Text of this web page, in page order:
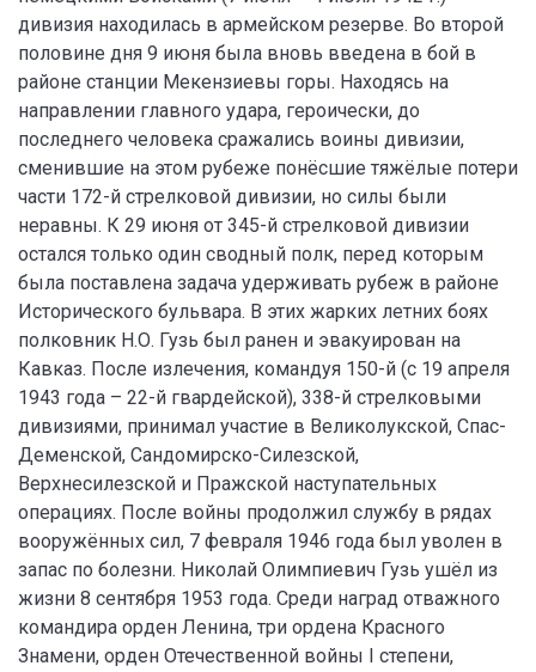
дивизия находилась в армейском резерве. Во второй
половине дня 9 июня была вновь введена в бой в
районе станции Мекензиевы горы. Находясь на
направлении главного удара, героически, до
последнего человека сражались воины дивизии,
сменившие на этом рубеже понёсшие тяжёлые потери
части 172-й стрелковой дивизии, но силы были
неравны. К 29 июня от 345-й стрелковой дивизии
остался только один сводный полк, перед которым
была поставлена задача удерживать рубеж в районе
Исторического бульвара. В этих жарких летних боях
полковник Н.О. Гузь был ранен и эвакуирован на
Кавказ. После излечения, командуя 150-й (с 19 апреля
1943 года – 22-й гвардейской), 338-й стрелковыми
дивизиями, принимал участие в Великолукской, Спас-
Деменской, Сандомирско-Силезской,
Верхнесилезской и Пражской наступательных
операциях. После войны продолжил службу в рядах
вооружённых сил, 7 февраля 1946 года был уволен в
запас по болезни. Николай Олимпиевич Гузь ушёл из
жизни 8 сентября 1953 года. Среди наград отважного
командира орден Ленина, три ордена Красного
Знамени, орден Отечественной войны I степени,